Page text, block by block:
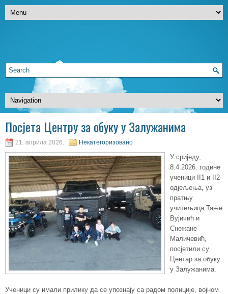
Посјета Центру за обуку у Залужанима
21. априла 2026. Некатегоризовано
У сриједу,
8.4.2026. године
ученици II1 и II2
одјељења, уз
пратњу
учитељица Тање
Вујичић и
Снежане
Маличевић,
посјетили су
Центар за обуку
у Залужанима.
Ученици су имали прилику да се упознају са радом полиције, војном